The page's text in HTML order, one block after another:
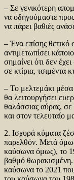
– Σε γενικότερη
να οδηγούμαστε
να πάρει βαθιές
– Ένα επίσης θετικό
αντιμετωπίσει
σημαίνει ότι δεν
σε κτίρια, τσιμέντα
– Το μελτεμάκι μέσα
θα λειτουργήσει
θαλάσσιας αύρας, σε
και στον τελευταίο
2. Ισχυρά κύματα
παρελθόν. Μετά
καύσωνα όμως), το
βαθμό θωρακισμένη.
καύσωνα το 2021